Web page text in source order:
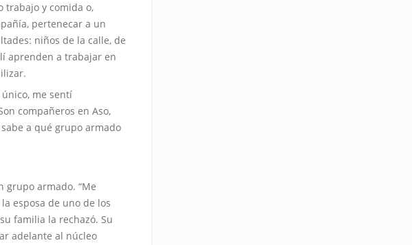
trabajo y comida o,
pertenecar a un
niños de la calle, de
aprenden a trabajar en
me sentí
compañeros en Aso,
a qué grupo armado
grupo armado. “Me
esposa de uno de los
familia la rechazó. Su
adelante al núcleo